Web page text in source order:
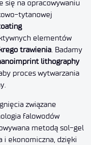
się na opracowywaniu
tytanowej
elementów
trawienia . Badamy
lithography
proces wytwarzania
związane
falowodów
metodą sol-gel
i ekonomiczna, dzięki